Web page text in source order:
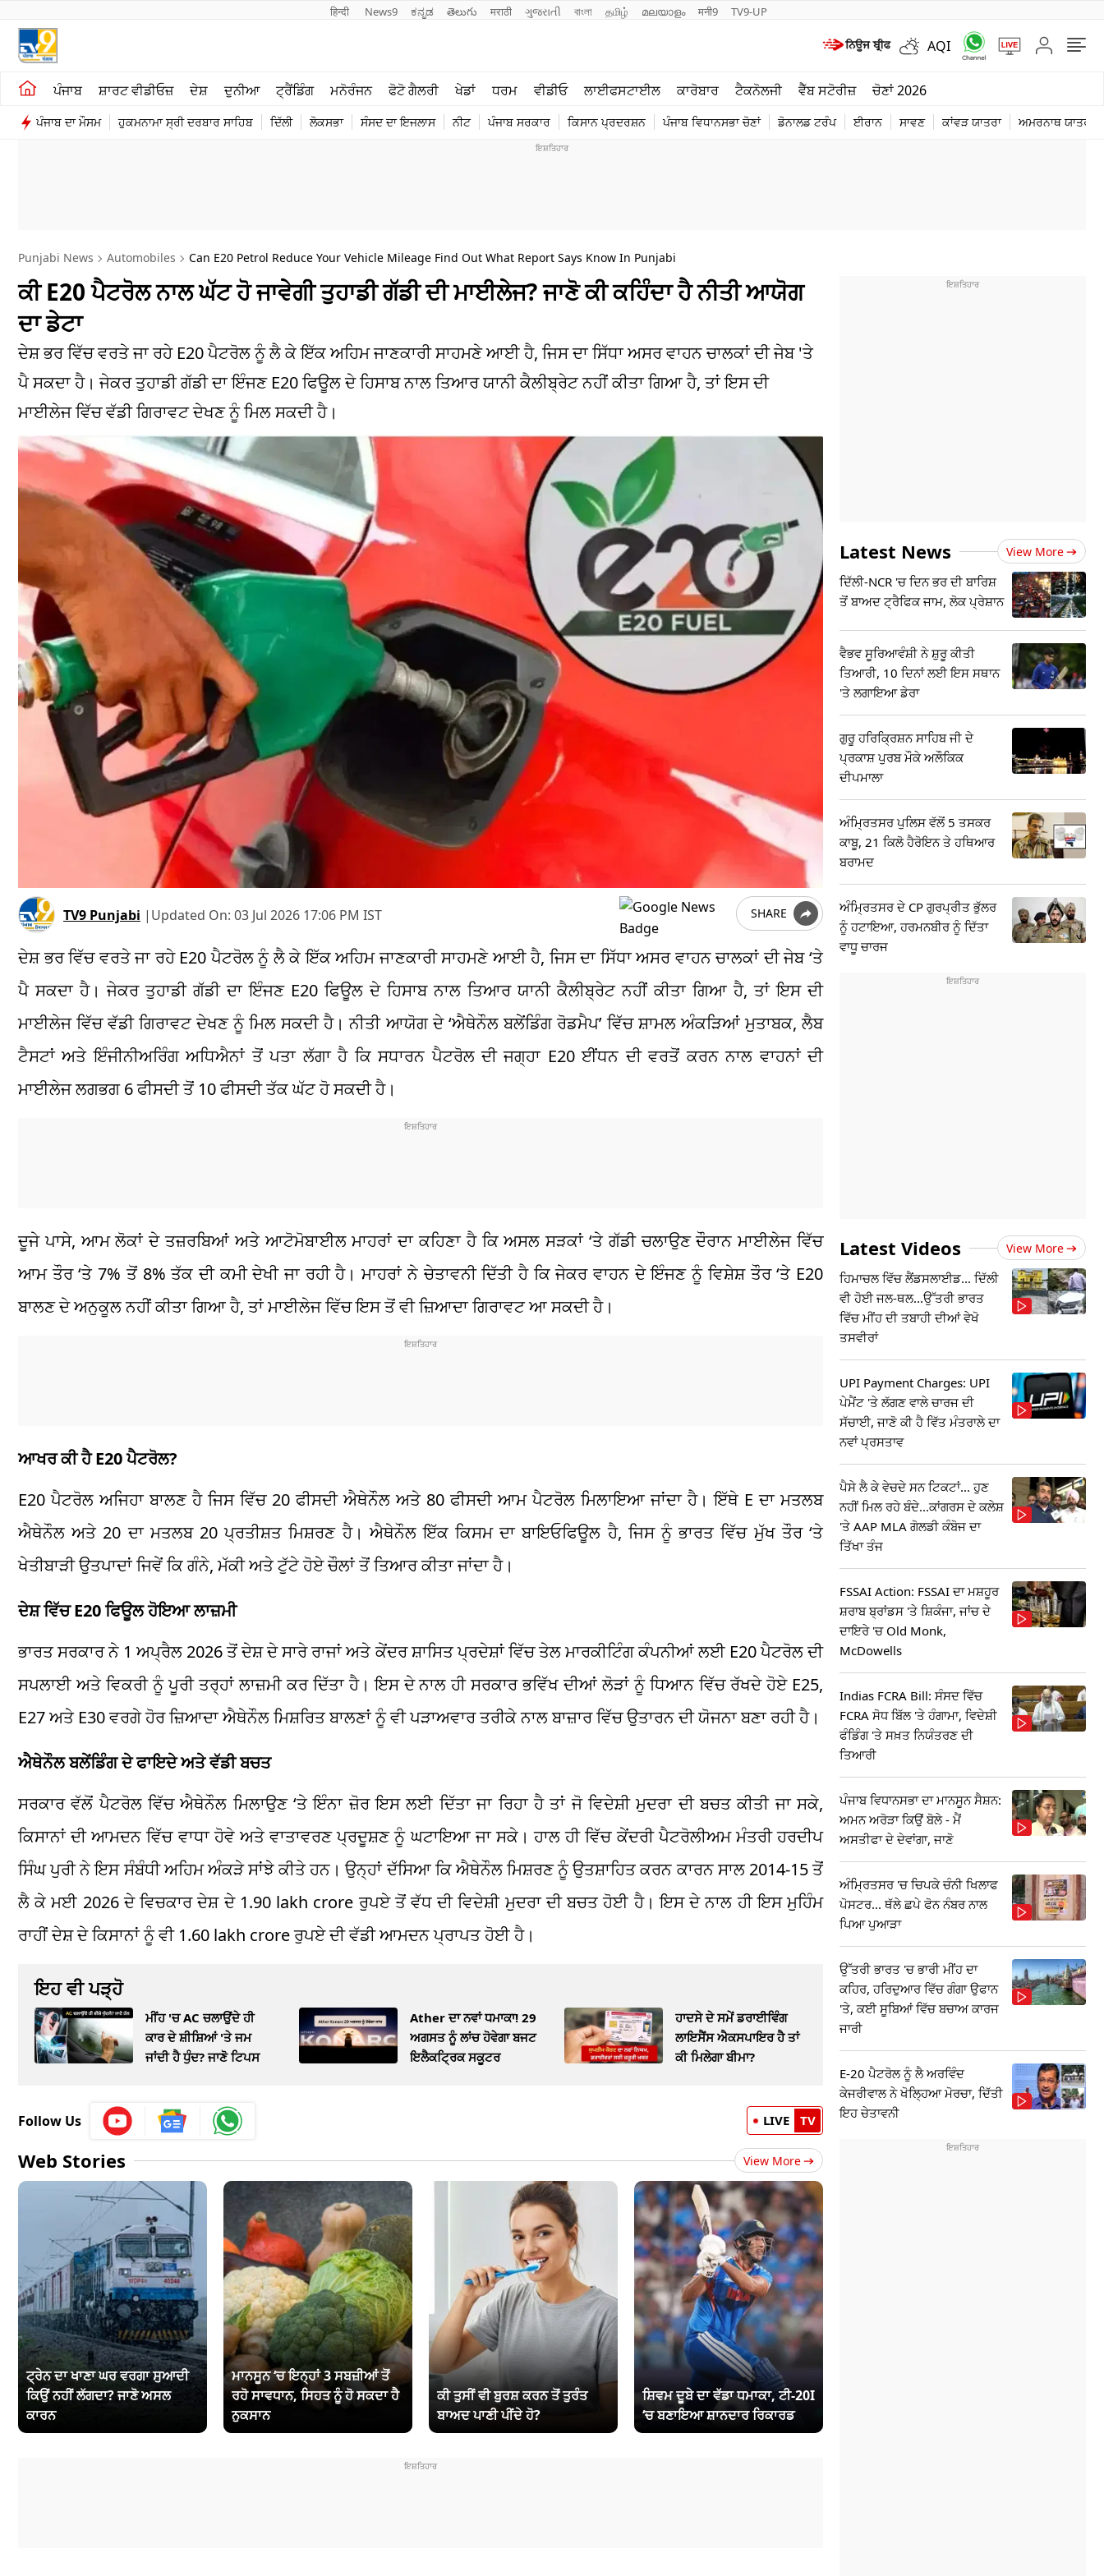
हिन्दी News9 ಕನ್ನಡ తెలుగు मराठी ગુજરાતી বাংলা தமிழ் മലയാളം मनी9 TV9-UP
AQI
ਪੰਜਾਬ ਸ਼ਾਰਟ ਵੀਡੀਓਜ਼ ਦੇਸ਼ ਦੁਨੀਆ ਟ੍ਰੈਂਡਿੰਗ ਮਨੋਰੰਜਨ ਫੋਟੋ ਗੈਲਰੀ ਖੇਡਾਂ ਧਰਮ ਵੀਡੀਓ ਲਾਈਫਸਟਾਈਲ ਕਾਰੋਬਾਰ ਟੈਕਨੋਲਜੀ ਵੈੱਬ ਸਟੋਰੀਜ਼ ਚੋਣਾਂ 2026
ਪੰਜਾਬ ਦਾ ਮੌਸਮ ਹੁਕਮਨਾਮਾ ਸ੍ਰੀ ਦਰਬਾਰ ਸਾਹਿਬ ਦਿੱਲੀ ਲੋਕਸਭਾ ਸੰਸਦ ਦਾ ਇਜਲਾਸ ਨੀਟ ਪੰਜਾਬ ਸਰਕਾਰ ਕਿਸਾਨ ਪ੍ਰਦਰਸ਼ਨ ਪੰਜਾਬ ਵਿਧਾਨਸਭਾ ਚੋਣਾਂ ਡੋਨਾਲਡ ਟਰੰਪ ਈਰਾਨ ਸਾਵਣ ਕਾਂਵੜ ਯਾਤਰਾ ਅਮਰਨਾਥ ਯਾਤਰਾ
ਖੇਤੀਬਾੜੀ
ਸ਼ਾਰਟ ਵੀਡੀਓਜ਼
ਮਨੋਰੰਜਨ
ਪੰਜਾਬ
ਟੈਕਨੋਲਜੀ
ਦੁਨੀਆ
Punjabi News Automobiles Can E20 Petrol Reduce Your Vehicle Mileage Find Out What Report Says Know In Punjabi
ਕੀ E20 ਪੈਟਰੋਲ ਨਾਲ ਘੱਟ ਹੋ ਜਾਵੇਗੀ ਤੁਹਾਡੀ ਗੱਡੀ ਦੀ ਮਾਈਲੇਜ? ਜਾਣੋ ਕੀ ਕਹਿੰਦਾ ਹੈ ਨੀਤੀ ਆਯੋਗ
ਦਾ ਡੇਟਾ
ਦੇਸ਼ ਭਰ ਵਿੱਚ ਵਰਤੇ ਜਾ ਰਹੇ E20 ਪੈਟਰੋਲ ਨੂੰ ਲੈ ਕੇ ਇੱਕ ਅਹਿਮ ਜਾਣਕਾਰੀ ਸਾਹਮਣੇ ਆਈ ਹੈ, ਜਿਸ ਦਾ ਸਿੱਧਾ ਅਸਰ ਵਾਹਨ ਚਾਲਕਾਂ ਦੀ ਜੇਬ 'ਤੇ
ਪੈ ਸਕਦਾ ਹੈ। ਜੇਕਰ ਤੁਹਾਡੀ ਗੱਡੀ ਦਾ ਇੰਜਣ E20 ਫਿਊਲ ਦੇ ਹਿਸਾਬ ਨਾਲ ਤਿਆਰ ਯਾਨੀ ਕੈਲੀਬ੍ਰੇਟ ਨਹੀਂ ਕੀਤਾ ਗਿਆ ਹੈ, ਤਾਂ ਇਸ ਦੀ
ਮਾਈਲੇਜ ਵਿੱਚ ਵੱਡੀ ਗਿਰਾਵਟ ਦੇਖਣ ਨੂੰ ਮਿਲ ਸਕਦੀ ਹੈ।
TV9 Punjabi | Updated On: 03 Jul 2026 17:06 PM IST SHARE
ਦੇਸ਼ ਭਰ ਵਿੱਚ ਵਰਤੇ ਜਾ ਰਹੇ E20 ਪੈਟਰੋਲ ਨੂੰ ਲੈ ਕੇ ਇੱਕ ਅਹਿਮ ਜਾਣਕਾਰੀ ਸਾਹਮਣੇ ਆਈ ਹੈ, ਜਿਸ ਦਾ ਸਿੱਧਾ ਅਸਰ ਵਾਹਨ ਚਾਲਕਾਂ ਦੀ ਜੇਬ ‘ਤੇ
ਪੈ ਸਕਦਾ ਹੈ। ਜੇਕਰ ਤੁਹਾਡੀ ਗੱਡੀ ਦਾ ਇੰਜਣ E20 ਫਿਊਲ ਦੇ ਹਿਸਾਬ ਨਾਲ ਤਿਆਰ ਯਾਨੀ ਕੈਲੀਬ੍ਰੇਟ ਨਹੀਂ ਕੀਤਾ ਗਿਆ ਹੈ, ਤਾਂ ਇਸ ਦੀ
ਮਾਈਲੇਜ ਵਿੱਚ ਵੱਡੀ ਗਿਰਾਵਟ ਦੇਖਣ ਨੂੰ ਮਿਲ ਸਕਦੀ ਹੈ। ਨੀਤੀ ਆਯੋਗ ਦੇ ‘ਐਥੇਨੌਲ ਬਲੇਂਡਿੰਗ ਰੋਡਮੈਪ’ ਵਿੱਚ ਸ਼ਾਮਲ ਅੰਕੜਿਆਂ ਮੁਤਾਬਕ, ਲੈਬ
ਟੈਸਟਾਂ ਅਤੇ ਇੰਜੀਨੀਅਰਿੰਗ ਅਧਿਐਨਾਂ ਤੋਂ ਪਤਾ ਲੱਗਾ ਹੈ ਕਿ ਸਧਾਰਨ ਪੈਟਰੋਲ ਦੀ ਜਗ੍ਹਾ E20 ਈਂਧਨ ਦੀ ਵਰਤੋਂ ਕਰਨ ਨਾਲ ਵਾਹਨਾਂ ਦੀ
ਮਾਈਲੇਜ ਲਗਭਗ 6 ਫੀਸਦੀ ਤੋਂ 10 ਫੀਸਦੀ ਤੱਕ ਘੱਟ ਹੋ ਸਕਦੀ ਹੈ।
ਦੂਜੇ ਪਾਸੇ, ਆਮ ਲੋਕਾਂ ਦੇ ਤਜ਼ਰਬਿਆਂ ਅਤੇ ਆਟੋਮੋਬਾਈਲ ਮਾਹਰਾਂ ਦਾ ਕਹਿਣਾ ਹੈ ਕਿ ਅਸਲ ਸੜਕਾਂ ‘ਤੇ ਗੱਡੀ ਚਲਾਉਣ ਦੌਰਾਨ ਮਾਈਲੇਜ ਵਿੱਚ
ਆਮ ਤੌਰ ‘ਤੇ 7% ਤੋਂ 8% ਤੱਕ ਦੀ ਕਮੀ ਦੇਖੀ ਜਾ ਰਹੀ ਹੈ। ਮਾਹਰਾਂ ਨੇ ਚੇਤਾਵਨੀ ਦਿੱਤੀ ਹੈ ਕਿ ਜੇਕਰ ਵਾਹਨ ਦੇ ਇੰਜਣ ਨੂੰ ਵਿਸ਼ੇਸ਼ ਤੌਰ ‘ਤੇ E20
ਬਾਲਣ ਦੇ ਅਨੁਕੂਲ ਨਹੀਂ ਕੀਤਾ ਗਿਆ ਹੈ, ਤਾਂ ਮਾਈਲੇਜ ਵਿੱਚ ਇਸ ਤੋਂ ਵੀ ਜ਼ਿਆਦਾ ਗਿਰਾਵਟ ਆ ਸਕਦੀ ਹੈ।
ਆਖਰ ਕੀ ਹੈ E20 ਪੈਟਰੋਲ?
E20 ਪੈਟਰੋਲ ਅਜਿਹਾ ਬਾਲਣ ਹੈ ਜਿਸ ਵਿੱਚ 20 ਫੀਸਦੀ ਐਥੇਨੌਲ ਅਤੇ 80 ਫੀਸਦੀ ਆਮ ਪੈਟਰੋਲ ਮਿਲਾਇਆ ਜਾਂਦਾ ਹੈ। ਇੱਥੇ E ਦਾ ਮਤਲਬ
ਐਥੇਨੌਲ ਅਤੇ 20 ਦਾ ਮਤਲਬ 20 ਪ੍ਰਤੀਸ਼ਤ ਮਿਸ਼ਰਣ ਹੈ। ਐਥੇਨੌਲ ਇੱਕ ਕਿਸਮ ਦਾ ਬਾਇਓਫਿਊਲ ਹੈ, ਜਿਸ ਨੂੰ ਭਾਰਤ ਵਿੱਚ ਮੁੱਖ ਤੌਰ ‘ਤੇ
ਖੇਤੀਬਾੜੀ ਉਤਪਾਦਾਂ ਜਿਵੇਂ ਕਿ ਗੰਨੇ, ਮੱਕੀ ਅਤੇ ਟੁੱਟੇ ਹੋਏ ਚੌਲਾਂ ਤੋਂ ਤਿਆਰ ਕੀਤਾ ਜਾਂਦਾ ਹੈ।
ਦੇਸ਼ ਵਿੱਚ E20 ਫਿਊਲ ਹੋਇਆ ਲਾਜ਼ਮੀ
ਭਾਰਤ ਸਰਕਾਰ ਨੇ 1 ਅਪ੍ਰੈਲ 2026 ਤੋਂ ਦੇਸ਼ ਦੇ ਸਾਰੇ ਰਾਜਾਂ ਅਤੇ ਕੇਂਦਰ ਸ਼ਾਸਿਤ ਪ੍ਰਦੇਸ਼ਾਂ ਵਿੱਚ ਤੇਲ ਮਾਰਕੀਟਿੰਗ ਕੰਪਨੀਆਂ ਲਈ E20 ਪੈਟਰੋਲ ਦੀ
ਸਪਲਾਈ ਅਤੇ ਵਿਕਰੀ ਨੂੰ ਪੂਰੀ ਤਰ੍ਹਾਂ ਲਾਜ਼ਮੀ ਕਰ ਦਿੱਤਾ ਹੈ। ਇਸ ਦੇ ਨਾਲ ਹੀ ਸਰਕਾਰ ਭਵਿੱਖ ਦੀਆਂ ਲੋੜਾਂ ਨੂੰ ਧਿਆਨ ਵਿੱਚ ਰੱਖਦੇ ਹੋਏ E25,
E27 ਅਤੇ E30 ਵਰਗੇ ਹੋਰ ਜ਼ਿਆਦਾ ਐਥੇਨੌਲ ਮਿਸ਼ਰਿਤ ਬਾਲਣਾਂ ਨੂੰ ਵੀ ਪੜਾਅਵਾਰ ਤਰੀਕੇ ਨਾਲ ਬਾਜ਼ਾਰ ਵਿੱਚ ਉਤਾਰਨ ਦੀ ਯੋਜਨਾ ਬਣਾ ਰਹੀ ਹੈ।
ਐਥੇਨੌਲ ਬਲੇਂਡਿੰਗ ਦੇ ਫਾਇਦੇ ਅਤੇ ਵੱਡੀ ਬਚਤ
ਸਰਕਾਰ ਵੱਲੋਂ ਪੈਟਰੋਲ ਵਿੱਚ ਐਥੇਨੌਲ ਮਿਲਾਉਣ ‘ਤੇ ਇੰਨਾ ਜ਼ੋਰ ਇਸ ਲਈ ਦਿੱਤਾ ਜਾ ਰਿਹਾ ਹੈ ਤਾਂ ਜੋ ਵਿਦੇਸ਼ੀ ਮੁਦਰਾ ਦੀ ਬਚਤ ਕੀਤੀ ਜਾ ਸਕੇ,
ਕਿਸਾਨਾਂ ਦੀ ਆਮਦਨ ਵਿੱਚ ਵਾਧਾ ਹੋਵੇ ਅਤੇ ਵਾਤਾਵਰਣ ਪ੍ਰਦੂਸ਼ਣ ਨੂੰ ਘਟਾਇਆ ਜਾ ਸਕੇ। ਹਾਲ ਹੀ ਵਿੱਚ ਕੇਂਦਰੀ ਪੈਟਰੋਲੀਅਮ ਮੰਤਰੀ ਹਰਦੀਪ
ਸਿੰਘ ਪੁਰੀ ਨੇ ਇਸ ਸੰਬੰਧੀ ਅਹਿਮ ਅੰਕੜੇ ਸਾਂਝੇ ਕੀਤੇ ਹਨ। ਉਨ੍ਹਾਂ ਦੱਸਿਆ ਕਿ ਐਥੇਨੌਲ ਮਿਸ਼ਰਣ ਨੂੰ ਉਤਸ਼ਾਹਿਤ ਕਰਨ ਕਾਰਨ ਸਾਲ 2014-15 ਤੋਂ
ਲੈ ਕੇ ਮਈ 2026 ਦੇ ਵਿਚਕਾਰ ਦੇਸ਼ ਦੇ 1.90 lakh crore ਰੁਪਏ ਤੋਂ ਵੱਧ ਦੀ ਵਿਦੇਸ਼ੀ ਮੁਦਰਾ ਦੀ ਬਚਤ ਹੋਈ ਹੈ। ਇਸ ਦੇ ਨਾਲ ਹੀ ਇਸ ਮੁਹਿੰਮ
ਰਾਹੀਂ ਦੇਸ਼ ਦੇ ਕਿਸਾਨਾਂ ਨੂੰ ਵੀ 1.60 lakh crore ਰੁਪਏ ਦੀ ਵੱਡੀ ਆਮਦਨ ਪ੍ਰਾਪਤ ਹੋਈ ਹੈ।
ਇਹ ਵੀ ਪੜ੍ਹੋ
ਮੀਂਹ 'ਚ AC ਚਲਾਉਂਦੇ ਹੀ
ਕਾਰ ਦੇ ਸ਼ੀਸ਼ਿਆਂ 'ਤੇ ਜਮ
ਜਾਂਦੀ ਹੈ ਧੁੰਦ? ਜਾਣੋ ਟਿਪਸ
Ather ਦਾ ਨਵਾਂ ਧਮਾਕਾ! 29
ਅਗਸਤ ਨੂੰ ਲਾਂਚ ਹੋਵੇਗਾ ਬਜਟ
ਇਲੈਕਟ੍ਰਿਕ ਸਕੂਟਰ
ਹਾਦਸੇ ਦੇ ਸਮੇਂ ਡਰਾਈਵਿੰਗ
ਲਾਇਸੈਂਸ ਐਕਸਪਾਇਰ ਹੈ ਤਾਂ
ਕੀ ਮਿਲੇਗਾ ਬੀਮਾ?
Follow Us LIVE TV
Web Stories View More
ਟ੍ਰੇਨ ਦਾ ਖਾਣਾ ਘਰ ਵਰਗਾ ਸੁਆਦੀ
ਕਿਉਂ ਨਹੀਂ ਲੱਗਦਾ? ਜਾਣੋ ਅਸਲ
ਕਾਰਨ
ਮਾਨਸੂਨ ‘ਚ ਇਨ੍ਹਾਂ 3 ਸਬਜ਼ੀਆਂ ਤੋਂ
ਰਹੋ ਸਾਵਧਾਨ, ਸਿਹਤ ਨੂੰ ਹੋ ਸਕਦਾ ਹੈ
ਨੁਕਸਾਨ
ਕੀ ਤੁਸੀਂ ਵੀ ਬੁਰਸ਼ ਕਰਨ ਤੋਂ ਤੁਰੰਤ
ਬਾਅਦ ਪਾਣੀ ਪੀਂਦੇ ਹੋ?
ਸ਼ਿਵਮ ਦੂਬੇ ਦਾ ਵੱਡਾ ਧਮਾਕਾ, ਟੀ-20I
‘ਚ ਬਣਾਇਆ ਸ਼ਾਨਦਾਰ ਰਿਕਾਰਡ
Latest News View More
ਦਿੱਲੀ-NCR 'ਚ ਦਿਨ ਭਰ ਦੀ ਬਾਰਿਸ਼
ਤੋਂ ਬਾਅਦ ਟ੍ਰੈਫਿਕ ਜਾਮ, ਲੋਕ ਪ੍ਰੇਸ਼ਾਨ
ਵੈਭਵ ਸੂਰਿਆਵੰਸ਼ੀ ਨੇ ਸ਼ੁਰੂ ਕੀਤੀ
ਤਿਆਰੀ, 10 ਦਿਨਾਂ ਲਈ ਇਸ ਸਥਾਨ
'ਤੇ ਲਗਾਇਆ ਡੇਰਾ
ਗੁਰੂ ਹਰਿਕ੍ਰਿਸ਼ਨ ਸਾਹਿਬ ਜੀ ਦੇ
ਪ੍ਰਕਾਸ਼ ਪੁਰਬ ਮੌਕੇ ਅਲੌਕਿਕ
ਦੀਪਮਾਲਾ
ਅੰਮ੍ਰਿਤਸਰ ਪੁਲਿਸ ਵੱਲੋਂ 5 ਤਸਕਰ
ਕਾਬੂ, 21 ਕਿਲੋ ਹੈਰੋਇਨ ਤੇ ਹਥਿਆਰ
ਬਰਾਮਦ
ਅੰਮ੍ਰਿਤਸਰ ਦੇ CP ਗੁਰਪ੍ਰੀਤ ਭੁੱਲਰ
ਨੂੰ ਹਟਾਇਆ, ਹਰਮਨਬੀਰ ਨੂੰ ਦਿੱਤਾ
ਵਾਧੂ ਚਾਰਜ
Latest Videos View More
ਹਿਮਾਚਲ ਵਿੱਚ ਲੈਂਡਸਲਾਈਡ... ਦਿੱਲੀ
ਵੀ ਹੋਈ ਜਲ-ਥਲ...ਉੱਤਰੀ ਭਾਰਤ
ਵਿੱਚ ਮੀਂਹ ਦੀ ਤਬਾਹੀ ਦੀਆਂ ਵੇਖੋ
ਤਸਵੀਰਾਂ
UPI Payment Charges: UPI
ਪੇਮੈਂਟ 'ਤੇ ਲੱਗਣ ਵਾਲੇ ਚਾਰਜ ਦੀ
ਸੱਚਾਈ, ਜਾਣੋ ਕੀ ਹੈ ਵਿੱਤ ਮੰਤਰਾਲੇ ਦਾ
ਨਵਾਂ ਪ੍ਰਸਤਾਵ
ਪੈਸੇ ਲੈ ਕੇ ਵੇਚਦੇ ਸਨ ਟਿਕਟਾਂ... ਹੁਣ
ਨਹੀਂ ਮਿਲ ਰਹੇ ਬੰਦੇ...ਕਾਂਗਰਸ ਦੇ ਕਲੇਸ਼
'ਤੇ AAP MLA ਗੋਲਡੀ ਕੰਬੋਜ ਦਾ
ਤਿੱਖਾ ਤੰਜ
FSSAI Action: FSSAI ਦਾ ਮਸ਼ਹੂਰ
ਸ਼ਰਾਬ ਬ੍ਰਾਂਡਸ 'ਤੇ ਸ਼ਿਕੰਜਾ, ਜਾਂਚ ਦੇ
ਦਾਇਰੇ 'ਚ Old Monk,
McDowells
Indias FCRA Bill: ਸੰਸਦ ਵਿੱਚ
FCRA ਸੋਧ ਬਿੱਲ 'ਤੇ ਹੰਗਾਮਾ, ਵਿਦੇਸ਼ੀ
ਫੰਡਿੰਗ 'ਤੇ ਸਖ਼ਤ ਨਿਯੰਤਰਣ ਦੀ
ਤਿਆਰੀ
ਪੰਜਾਬ ਵਿਧਾਨਸਭਾ ਦਾ ਮਾਨਸੂਨ ਸੈਸ਼ਨ:
ਅਮਨ ਅਰੋੜਾ ਕਿਉਂ ਬੋਲੇ - ਮੈਂ
ਅਸਤੀਫਾ ਦੇ ਦੇਵਾਂਗਾ, ਜਾਣੋ
ਅੰਮ੍ਰਿਤਸਰ 'ਚ ਚਿਪਕੇ ਚੰਨੀ ਖਿਲਾਫ
ਪੋਸਟਰ... ਥੱਲੇ ਛਪੇ ਫੋਨ ਨੰਬਰ ਨਾਲ
ਪਿਆ ਪੁਆੜਾ
ਉੱਤਰੀ ਭਾਰਤ 'ਚ ਭਾਰੀ ਮੀਂਹ ਦਾ
ਕਹਿਰ, ਹਰਿਦੁਆਰ ਵਿੱਚ ਗੰਗਾ ਉਫਾਨ
'ਤੇ, ਕਈ ਸੂਬਿਆਂ ਵਿੱਚ ਬਚਾਅ ਕਾਰਜ
ਜਾਰੀ
E-20 ਪੈਟਰੋਲ ਨੂੰ ਲੈ ਅਰਵਿੰਦ
ਕੇਜਰੀਵਾਲ ਨੇ ਖੋਲ੍ਹਿਆ ਮੋਰਚਾ, ਦਿੱਤੀ
ਇਹ ਚੇਤਾਵਨੀ